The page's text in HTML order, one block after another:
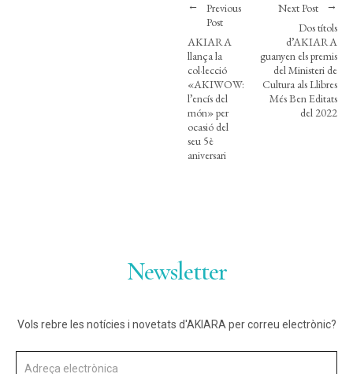
Previous
Post
AKIARA
llança la
col·lecció
«AKIWOW:
l’encís del
món» per
ocasió del
seu 5è
aniversari
Next Post
Dos títols
d’AKIARA
guanyen els premis
del Ministeri de
Cultura als Llibres
Més Ben Editats
del 2022
Newsletter
Vols rebre les notícies i novetats d'AKIARA per correu electrònic?